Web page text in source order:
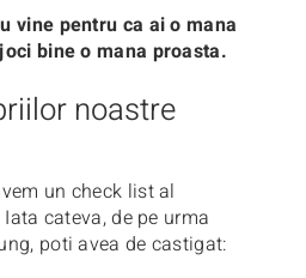
vine pentru ca ai o mana
bine o mana proasta.
noastre
un check list al
cateva, de pe urma
poti avea de castigat: